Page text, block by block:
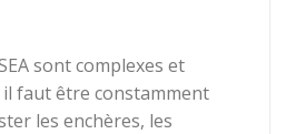
sont complexes et
faut être constamment
les enchères, les